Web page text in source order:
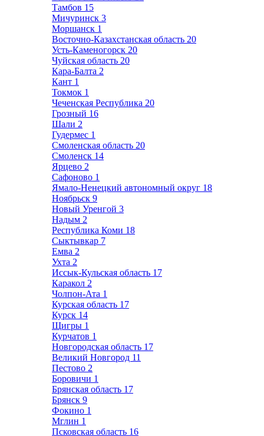
Тамбов 15
Мичуринск 3
Моршанск 1
Восточно-Казахстанская область 20
Усть-Каменогорск 20
Чуйская область 20
Кара-Балта 2
Кант 1
Токмок 1
Чеченская Республика 20
Грозный 16
Шали 2
Гудермес 1
Смоленская область 20
Смоленск 14
Ярцево 2
Сафоново 1
Ямало-Ненецкий автономный округ 18
Ноябрьск 9
Новый Уренгой 3
Надым 2
Республика Коми 18
Сыктывкар 7
Емва 2
Ухта 2
Иссык-Кульская область 17
Каракол 2
Чолпон-Ата 1
Курская область 17
Курск 14
Щигры 1
Курчатов 1
Новгородская область 17
Великий Новгород 11
Пестово 2
Боровичи 1
Брянская область 17
Брянск 9
Фокино 1
Мглин 1
Псковская область 16